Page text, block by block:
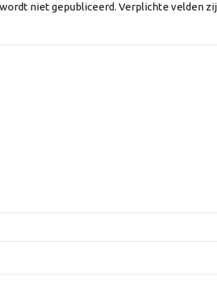
niet gepubliceerd. Verplichte velden